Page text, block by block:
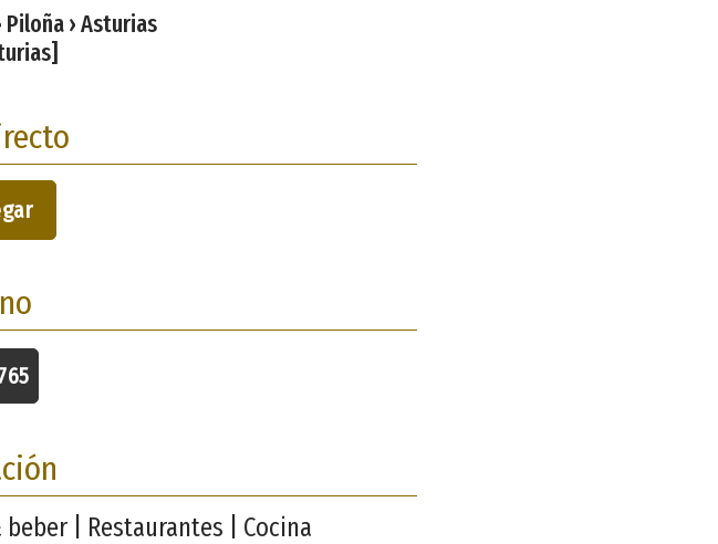
Piloña › Asturias
beber | Restaurantes | Cocina